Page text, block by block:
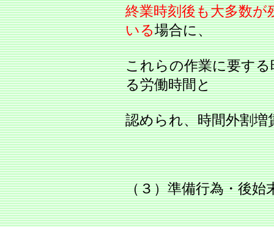
終業時刻後も大多数
いる場合に、
これらの作業に要す
る労働時間と
認められ、時間外割
（３）準備行為・後始